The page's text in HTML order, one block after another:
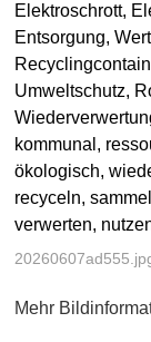
Elektroschrott,
Entsorgung,
Umweltschutz,
kommunal,
ökologisch,
recyceln,
verwerten,
Mehr